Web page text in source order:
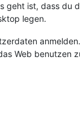
ist, dass du
legen.
Web benutzen